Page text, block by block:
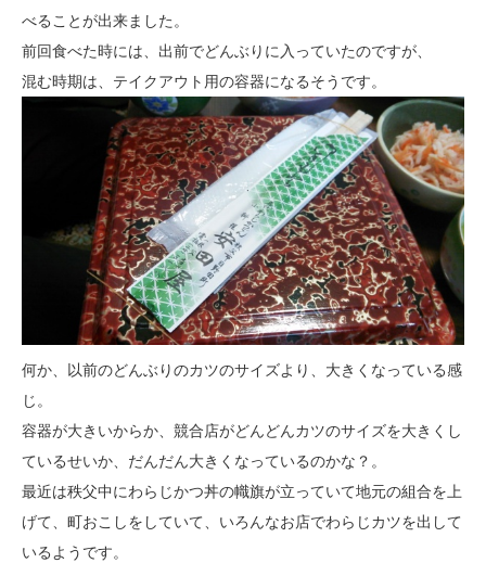
べることが出来ました。
前回食べた時には、出前でどんぶりに入っていたのですが、
混む時期は、テイクアウト用の容器になるそうです。
何か、以前のどんぶりのカツのサイズより、大きくなっている感
じ。
容器が大きいからか、競合店がどんどんカツのサイズを大きくし
ているせいか、だんだん大きくなっているのかな？。
最近は秩父中にわらじかつ丼の幟旗が立っていて地元の組合を上
げて、町おこしをしていて、いろんなお店でわらじカツを出して
いるようです。